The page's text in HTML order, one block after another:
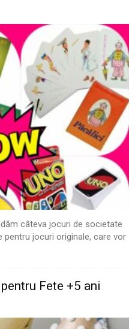
câteva jocuri de societate
jocuri originale, care vor
Fete +5 ani